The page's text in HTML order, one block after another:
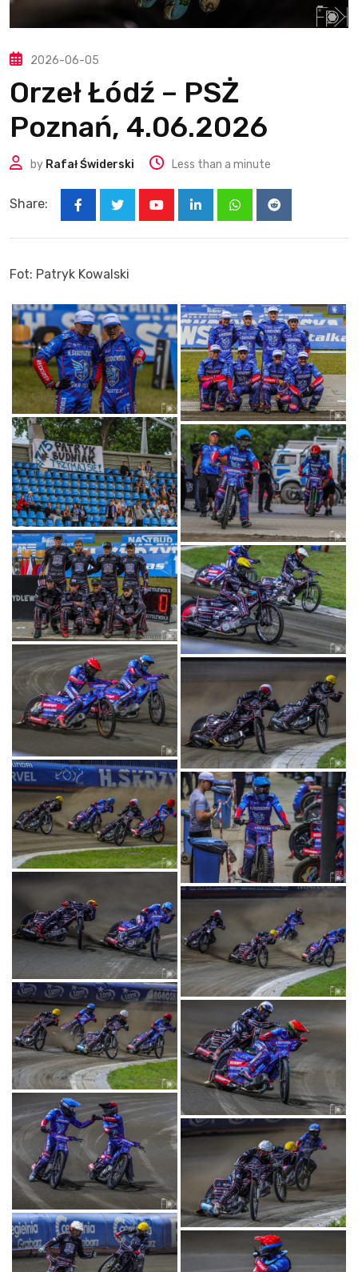
2026-06-05
Orzeł Łódź – PSŻ
Poznań, 4.06.2026
by Rafał Świderski Less than a minute
Share:
YoutubeLinkedInWhatsappReddit
Fot: Patryk Kowalski